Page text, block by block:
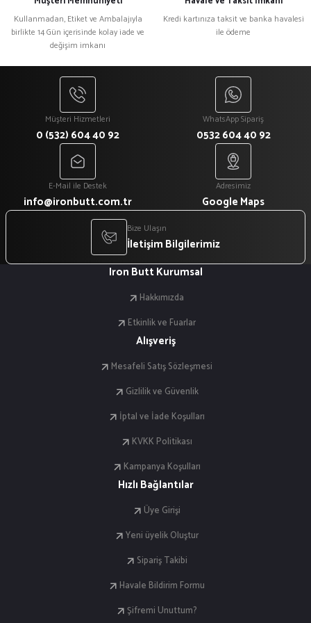
Bu ürüne benzer farklı alternatifler olmalı.
Kullanmadan, Etiket ve Ambalajıyla
birlikte 14 Gün içerisinde kolay iade ve
değişim imkanı
Kredi kartınıza taksit ve banka havalesi
ile ödeme
Müşteri Hizmetleri
0 (532) 604 40 92
WhatsApp Sipariş
0532 604 40 92
E-Mail ile Destek
info@ironbutt.com.tr
Adresimiz
Google Maps
Bize Ulaşın
İletişim Bilgilerimiz
Iron Butt Kurumsal
Hakkımızda
Etkinlik ve Fuarlar
Alışveriş
Mesafeli Satış Sözleşmesi
Gizlilik ve Güvenlik
İptal ve İade Koşulları
KVKK Politikası
Kampanya Koşulları
Hızlı Bağlantılar
Üye Girişi
Yeni üyelik Oluştur
Sipariş Takibi
Havale Bildirim Formu
Şifremi Unuttum?